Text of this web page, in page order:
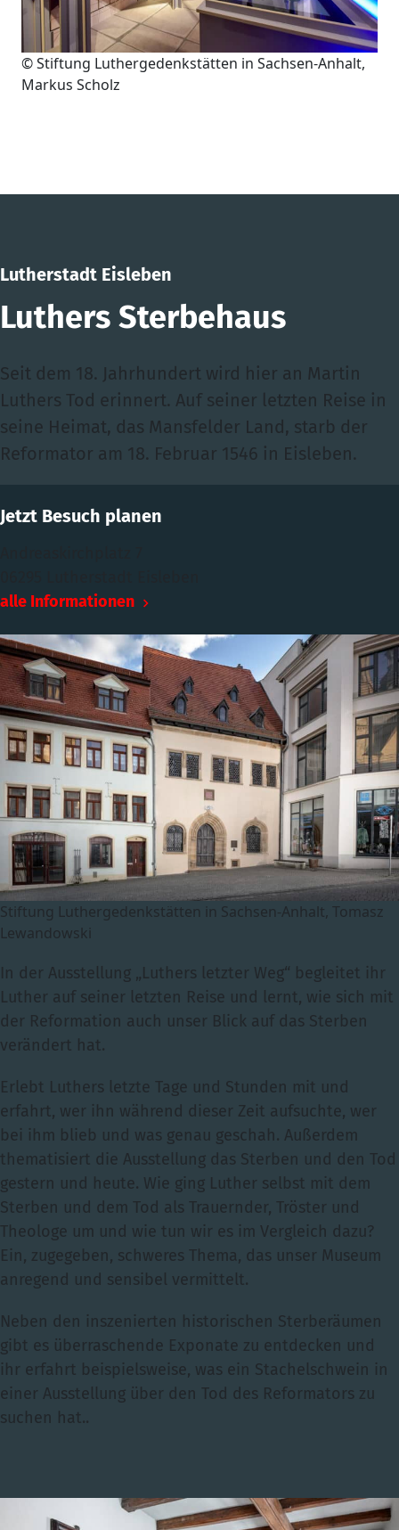
© Stiftung Luthergedenkstätten in Sachsen-Anhalt,
Markus Scholz
Lutherstadt Eisleben
Luthers Sterbehaus
Seit dem 18. Jahrhundert wird hier an Martin
Luthers Tod erinnert. Auf seiner letzten Reise in
seine Heimat, das Mansfelder Land, starb der
Reformator am 18. Februar 1546 in Eisleben.
Jetzt Besuch planen
alle Informationen
Stiftung Luthergedenkstätten in Sachsen-Anhalt, Tomasz
Lewandowski
In der Ausstellung „Luthers letzter Weg“ begleitet ihr
Luther auf seiner letzten Reise und lernt, wie sich mit
der Reformation auch unser Blick auf das Sterben
verändert hat.
Erlebt Luthers letzte Tage und Stunden mit und
erfahrt, wer ihn während dieser Zeit aufsuchte, wer
bei ihm blieb und was genau geschah. Außerdem
thematisiert die Ausstellung das Sterben und den Tod
gestern und heute. Wie ging Luther selbst mit dem
Sterben und dem Tod als Trauernder, Tröster und
Theologe um und wie tun wir es im Vergleich dazu?
Ein, zugegeben, schweres Thema, das unser Museum
anregend und sensibel vermittelt.
Neben den inszenierten historischen Sterberäumen
gibt es überraschende Exponate zu entdecken und
ihr erfahrt beispielsweise, was ein Stachelschwein in
einer Ausstellung über den Tod des Reformators zu
suchen hat..